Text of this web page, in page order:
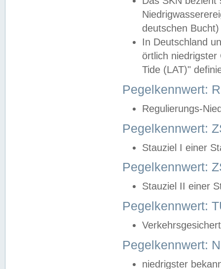
deutschen
In Deutschland
örtlich
Tide (LAT)"
Pegelkennwert:
Regulierungs-
Pegelkennwert:
Stauziel I einer
Pegelkennwert:
Stauziel II einer
Pegelkennwert:
Pegelkennwert:
niedrigster